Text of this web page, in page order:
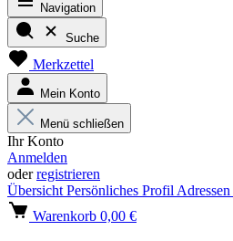
Navigation
Suche
Merkzettel
Mein Konto
Menü schließen
Ihr Konto
Anmelden
oderregistrieren
Übersicht Persönliches Profil Adressen
Warenkorb 0,00 €